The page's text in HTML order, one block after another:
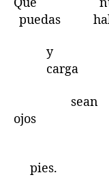
puedas
y
carga
ojos
y
pies.